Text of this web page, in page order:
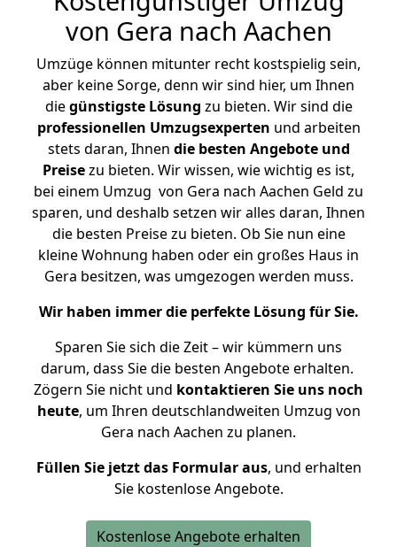
von Gera nach Aachen
Umzüge können mitunter recht kostspielig sein,
aber keine Sorge, denn wir sind hier, um Ihnen
diegünstigste Lösung zu bieten. Wir sind die
professionellen Umzugsexperten und arbeiten
stets daran, Ihnen die besten Angebote und
Preisezu bieten. Wir wissen, wie wichtig es ist,
bei einem Umzug von Gera nach Aachen Geld zu
sparen, und deshalb setzen wir alles daran, Ihnen
die besten Preise zu bieten. Ob Sie nun eine
kleine Wohnung haben oder ein großes Haus in
Gera besitzen, was umgezogen werden muss.
Wir haben immer die perfekte Lösung für Sie.
Sparen Sie sich die Zeit – wir kümmern uns
darum, dass Sie die besten Angebote erhalten.
Zögern Sie nicht und kontaktieren Sie uns noch
heute, um Ihren deutschlandweiten Umzug von
Gera nach Aachen zu planen.
Füllen Sie jetzt das Formular aus, und erhalten
Sie kostenlose Angebote.
Kostenlose Angebote erhalten